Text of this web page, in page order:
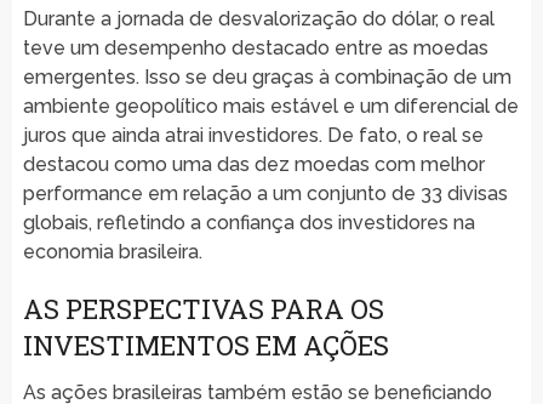
Durante a jornada de desvalorização do dólar, o real
teve um desempenho destacado entre as moedas
emergentes. Isso se deu graças à combinação de um
ambiente geopolítico mais estável e um diferencial de
juros que ainda atrai investidores. De fato, o real se
destacou como uma das dez moedas com melhor
performance em relação a um conjunto de 33 divisas
globais, refletindo a confiança dos investidores na
economia brasileira.
AS PERSPECTIVAS PARA OS
INVESTIMENTOS EM AÇÕES
As ações brasileiras também estão se beneficiando